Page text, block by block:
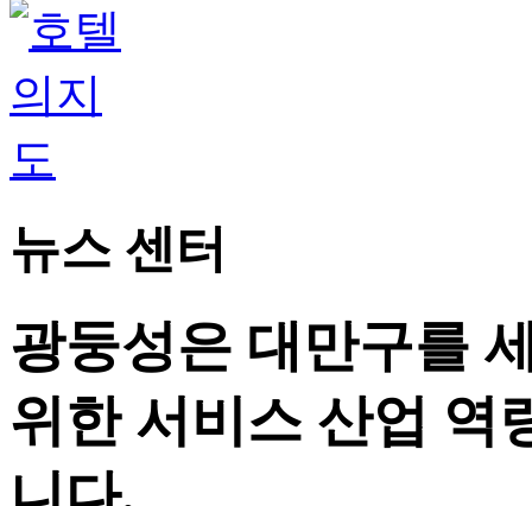
뉴스 센터
광둥성은 대만구를
위한 서비스 산업 역